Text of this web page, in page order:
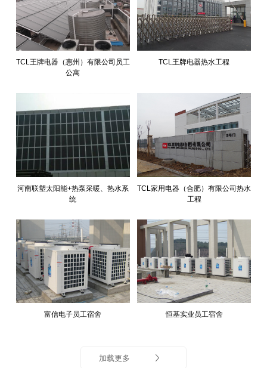
TCL王牌电器（惠州）有限公司员工
公寓
TCL王牌电器热水工程
河南联塑太阳能+热泵采暖、热水系
统
TCL家用电器（合肥）有限公司热水
工程
富信电子员工宿舍 恒基实业员工宿舍
加载更多